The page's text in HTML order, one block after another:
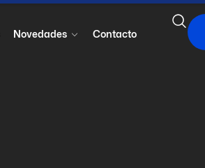
Novedades Contacto